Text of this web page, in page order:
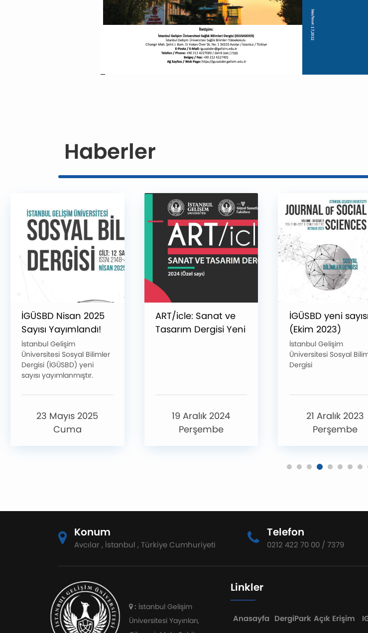
Haberler
İGÜSBD Nisan 2025
Sayısı Yayımlandı!
İstanbul Gelişim
Üniversitesi Sosyal Bilimler
Dergisi (İGÜSBD) yeni
sayısı yayımlanmıştır.
23 Mayıs 2025
Cuma
ART/icle: Sanat ve
Tasarım Dergisi Yeni
19 Aralık 2024
Perşembe
İGÜSBD yeni sayısı
(Ekim 2023)
yayımlandı!
İstanbul Gelişim
Üniversitesi Sosyal
Dergisi
21 Aralık 2023
Perşembe
Konum
Avcılar , İstanbul , Türkiye Cumhuriyeti
Telefon
0212 422 70 00 / 7379
: İstanbul Gelişim
Üniversitesi Yayınları,
Linkler
Anasayfa DergiPark Açık Erişim